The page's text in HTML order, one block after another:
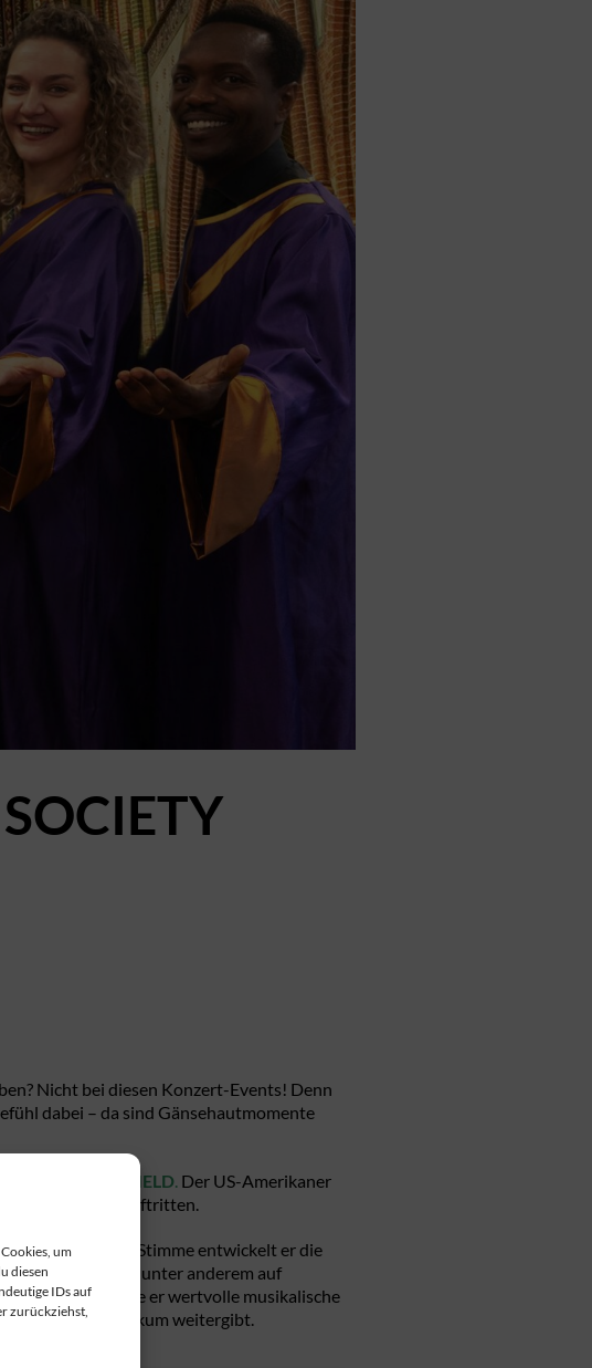
um
diesen
IDs auf
zurückziehst,
Nicht bei diesen Konzert-Events! Denn
dabei – da sind Gänsehautmomente
BIG JOHN WHITFIELD Der US-Amerikaner
Auftritten.
Dynamik seiner Stimme entwickelt er die
Formation unter anderem auf
Touren konnte er wertvolle musikalische
Publikum weitergibt.